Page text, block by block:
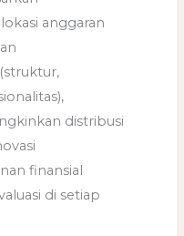
anggaran
distribusi
finansial
di setiap